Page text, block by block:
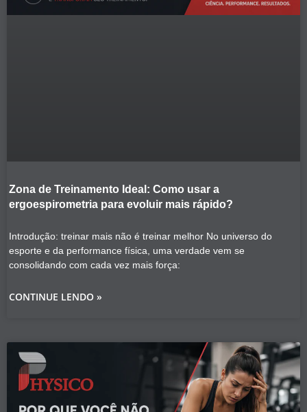
Zona de Treinamento Ideal: Como usar a
ergoespirometria para evoluir mais rápido?
Introdução: treinar mais não é treinar melhor No universo do
esporte e da performance física, uma verdade vem se
consolidando com cada vez mais força:
CONTINUE LENDO »